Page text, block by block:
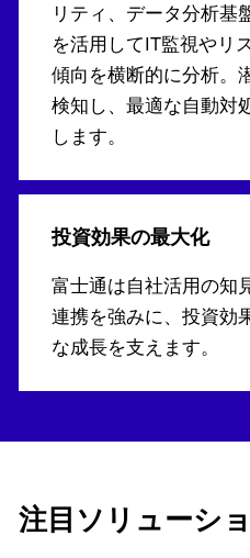
リティ、データ分析基
を活用してIT監視やリ
傾向を横断的に分析。
検知し、最適な自動対
します。
投資効果の最大化
富士通は自社活用の知
連携を強みに、投資効
な成長を支えます。
注目ソリューシ